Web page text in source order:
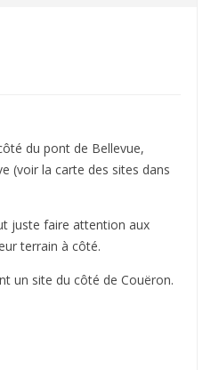
du pont de Bellevue,
(voir la carte des sites dans
juste faire attention aux
terrain à côté.
un site du côté de Couëron.